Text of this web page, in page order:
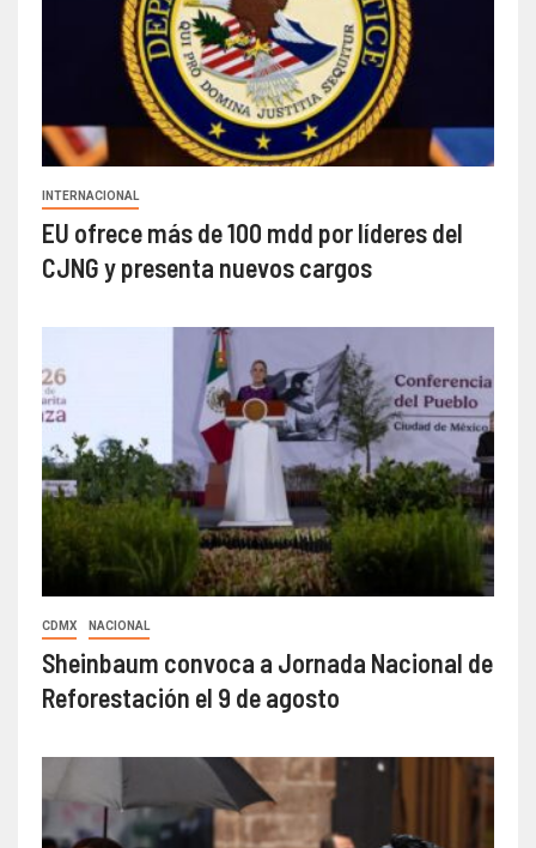
INTERNACIONAL
EU ofrece más de 100 mdd por líderes del
CJNG y presenta nuevos cargos
CDMX NACIONAL
Sheinbaum convoca a Jornada Nacional de
Reforestación el 9 de agosto